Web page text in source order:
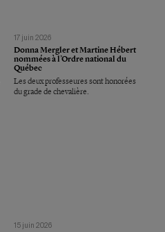
17 juin 2026
Donna Mergler et Martine Hébert
nommées à l’Ordre national du
Québec
Les deux professeures sont honorées
du grade de chevalière.
15 juin 2026